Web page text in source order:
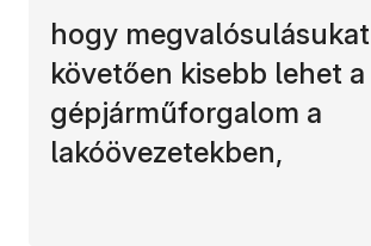
hogy megvalósulásukat
követően kisebb lehet a
gépjárműforgalom a
lakóövezetekben,